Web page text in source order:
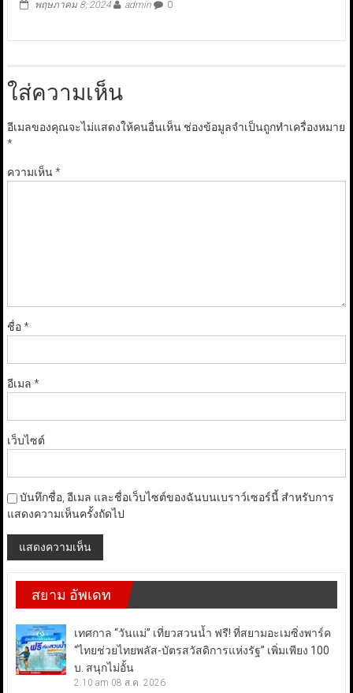
พฤษภาคม 8, 2024 admin 0
ใส่ความเห็น
อีเมลของคุณจะไม่แสดงให้คนอื่นเห็น ช่องข้อมูลจำเป็นถูกทำเครื่องหมาย
*
ความเห็น*
ชื่อ*
อีเมล *
เว็บไซต์
บันทึกชื่อ, อีเมล และชื่อเว็บไซต์ของฉันบนเบราว์เซอร์นี้ สำหรับการ
แสดงความเห็นครั้งถัดไป
สยาม อัพเดท
เทศกาล “วันแม่” เที่ยวสวนน้ำ ฟรี! ที่สยามอะเมซิ่งพาร์ค
“ไทยช่วยไทยพลัส-บัตรสวัสดิการแห่งรัฐ” เพิ่มเพียง 100
บ. สนุกไม่อั้น
2:10 am 08 ส.ค. 2026